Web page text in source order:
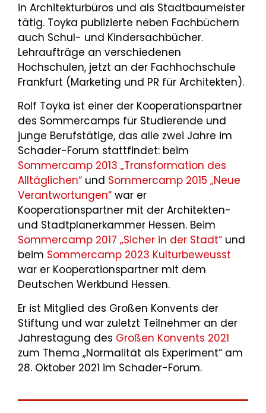
in Architekturbüros und als Stadtbaumeister
tätig. Toyka publizierte neben Fachbüchern
auch Schul- und Kindersachbücher.
Lehraufträge an verschiedenen
Hochschulen, jetzt an der Fachhochschule
Frankfurt (Marketing und PR für Architekten).
Rolf Toyka ist einer der Kooperationspartner
des Sommercamps für Studierende und
junge Berufstätige, das alle zwei Jahre im
Schader-Forum stattfindet: beim
Sommercamp 2013 „Transformation des
Alltäglichen“ und Sommercamp 2015 „Neue
Verantwortungen“ war er
Kooperationspartner mit der Architekten-
und Stadtplanerkammer Hessen. Beim
Sommercamp 2017 „Sicher in der Stadt“ und
beim Sommercamp 2023 Kulturbeweusst
war er Kooperationspartner mit dem
Deutschen Werkbund Hessen.
Er ist Mitglied des Großen Konvents der
Stiftung und war zuletzt Teilnehmer an der
Jahrestagung des Großen Konvents 2021
zum Thema „Normalität als Experiment“ am
28. Oktober 2021 im Schader-Forum.